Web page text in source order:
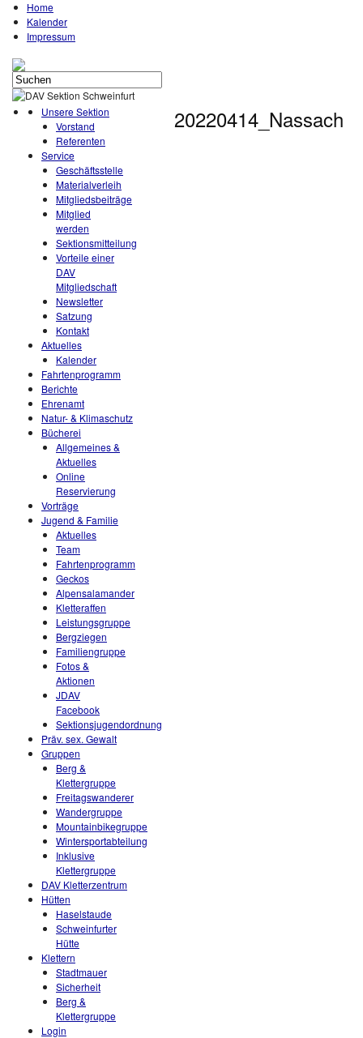
Home
Kalender
Impressum
Unsere Sektion
Vorstand
Referenten
Service
Geschäftsstelle
Materialverleih
Mitgliedsbeiträge
Mitglied
werden
Sektionsmitteilung
Vorteile einer
DAV
Mitgliedschaft
Newsletter
Satzung
Kontakt
Aktuelles
Kalender
Fahrtenprogramm
Berichte
Ehrenamt
Natur- & Klimaschutz
Bücherei
Allgemeines &
Aktuelles
Online
Reservierung
Vorträge
Jugend & Familie
Aktuelles
Team
Fahrtenprogramm
Geckos
Alpensalamander
Kletteraffen
Leistungsgruppe
Bergziegen
Familiengruppe
Fotos &
Aktionen
JDAV
Facebook
Sektionsjugendordnung
Präv. sex. Gewalt
Gruppen
Berg &
Klettergruppe
Freitagswanderer
Wandergruppe
Mountainbikegruppe
Wintersportabteilung
Inklusive
Klettergruppe
DAV Kletterzentrum
Hütten
Haselstaude
Schweinfurter
Hütte
Klettern
Stadtmauer
Sicherheit
Berg &
Klettergruppe
Login
20220414_Nassach